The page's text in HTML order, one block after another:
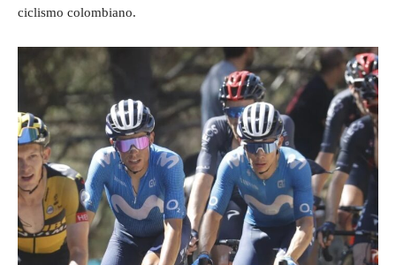
ciclismo colombiano.